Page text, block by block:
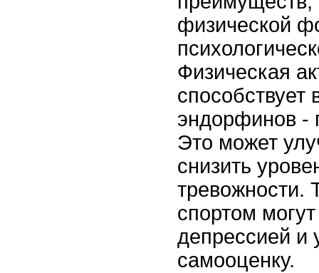
физической
Физическая
способствует
эндорфинов -
Это может
снизить
тревожности.
спортом
депрессией и
самооценку.